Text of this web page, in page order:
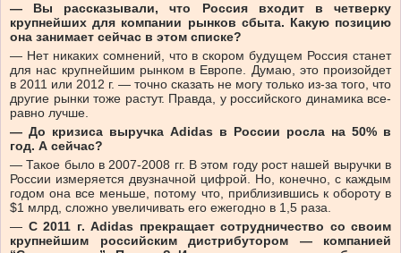
— Вы рассказывали, что Россия входит в четверку
крупнейших для компании рынков сбыта. Какую позицию
она занимает сейчас в этом списке?
— Нет никаких сомнений, что в скором будущем Россия станет
для нас крупнейшим рынком в Европе. Думаю, это произойдет
в 2011 или 2012 г. — точно сказать не могу только из-за того, что
другие рынки тоже растут. Правда, у российского динамика все-
равно лучше.
— До кризиса выручка Adidas в России росла на 50% в
год. А сейчас?
— Такое было в 2007-2008 гг. В этом году рост нашей выручки в
России измеряется двузначной цифрой. Но, конечно, с каждым
годом она все меньше, потому что, приблизившись к обороту в
$1 млрд, сложно увеличивать его ежегодно в 1,5 раза.
— С 2011 г. Adidas прекращает сотрудничество со своим
крупнейшим российским дистрибутором — компанией